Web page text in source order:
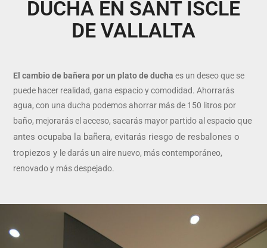
DUCHA EN SANT ISCLE
DE VALLALTA
El cambio de bañera por un plato de ducha es un deseo que se
puede hacer realidad, gana espacio y comodidad. Ahorrarás
agua, con una ducha podemos ahorrar más de 150 litros por
baño, mejorarás el acceso, sacarás mayor partido al espacioque
antes ocupaba la bañera, evitarás riesgo de resbalones o
tropiezos y le darás un aire nuevo, más contemporáneo,
renovado y más despejado.